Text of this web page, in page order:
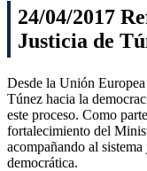
24/04/2017
Justicia de
Desde la Unión
Túnez hacia la
este proceso. Como
fortalecimiento del
acompañando al
democrática.